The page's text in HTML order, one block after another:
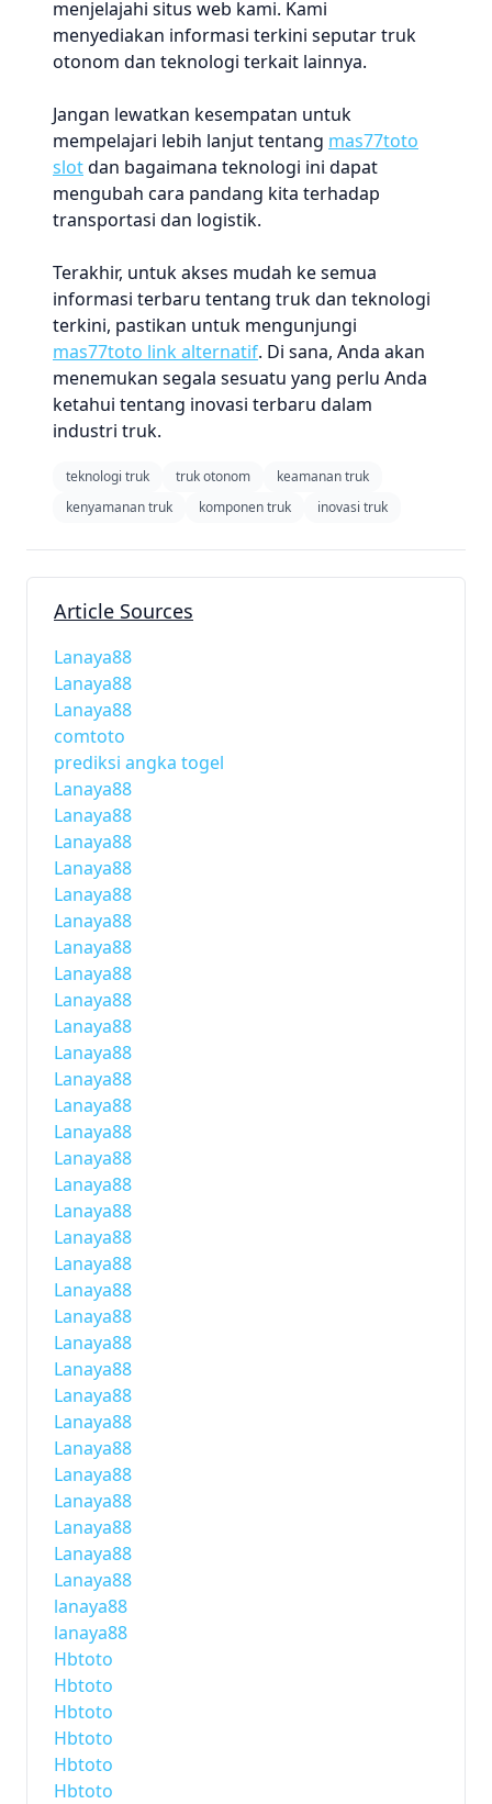
menjelajahi situs web kami. Kami
menyediakan informasi terkini seputar truk
otonom dan teknologi terkait lainnya.
Jangan lewatkan kesempatan untuk
mempelajari lebih lanjut tentang mas77toto
slotdan bagaimana teknologi ini dapat
mengubah cara pandang kita terhadap
transportasi dan logistik.
Terakhir, untuk akses mudah ke semua
informasi terbaru tentang truk dan teknologi
terkini, pastikan untuk mengunjungi
mas77toto link alternatif. Di sana, Anda akan
menemukan segala sesuatu yang perlu Anda
ketahui tentang inovasi terbaru dalam
industri truk.
teknologi truk truk otonom
keamanan truk
kenyamanan truk
komponen truk inovasi truk
Article Sources
Lanaya88
Lanaya88
Lanaya88
comtoto
prediksi angka togel
Lanaya88
Lanaya88
Lanaya88
Lanaya88
Lanaya88
Lanaya88
Lanaya88
Lanaya88
Lanaya88
Lanaya88
Lanaya88
Lanaya88
Lanaya88
Lanaya88
Lanaya88
Lanaya88
Lanaya88
Lanaya88
Lanaya88
Lanaya88
Lanaya88
Lanaya88
Lanaya88
Lanaya88
Lanaya88
Lanaya88
Lanaya88
Lanaya88
Lanaya88
Lanaya88
Lanaya88
lanaya88
lanaya88
Hbtoto
Hbtoto
Hbtoto
Hbtoto
Hbtoto
Hbtoto